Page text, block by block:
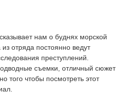
нам о буднях морской
отряда постоянно ведут
преступлений.
съемки, отличный сюжет
того чтобы посмотреть этот